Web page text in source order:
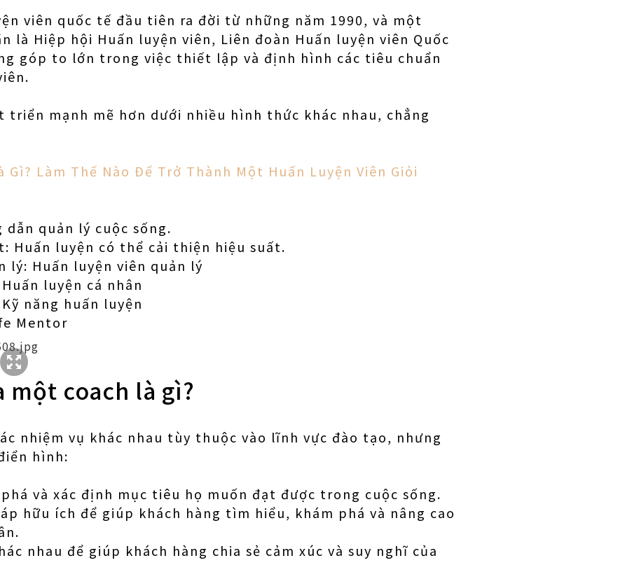
viên quốc tế đầu tiên ra đời từ những năm 1990, và một
là Hiệp hội Huấn luyện viên, Liên đoàn Huấn luyện viên Quốc
góp to lớn trong việc thiết lập và định hình các tiêu chuẩn
triển mạnh mẽ hơn dưới nhiều hình thức khác nhau, chẳng
Gì? Làm Thế Nào Để Trở Thành Một Huấn Luyện Viên Giỏi
dẫn quản lý cuộc sống.
Huấn luyện có thể cải thiện hiệu suất.
lý: Huấn luyện viên quản lý
luyện cá nhân
năng huấn luyện
Mentor
một coach là gì?
nhiệm vụ khác nhau tùy thuộc vào lĩnh vực đào tạo, nhưng
hình:
và xác định mục tiêu họ muốn đạt được trong cuộc sống.
hữu ích để giúp khách hàng tìm hiểu, khám phá và nâng cao
nhau để giúp khách hàng chia sẻ cảm xúc và suy nghĩ của